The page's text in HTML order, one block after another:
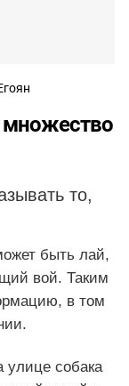
множество
то,
быть лай,
вой. Таким
в том
собака